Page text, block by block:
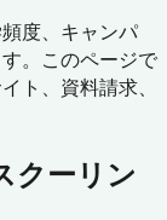
度、キャンパ
。このページで
ト、資料請求、
クーリン